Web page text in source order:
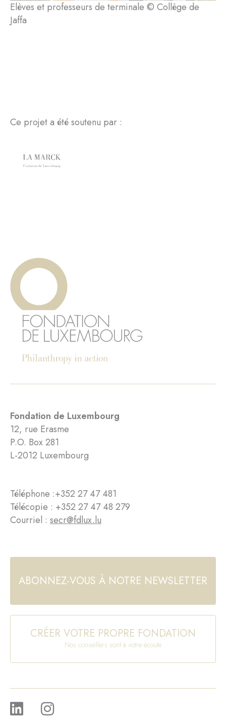
Elèves et professeurs de terminale © Collège de
Jaffa
Ce projet a été soutenu par :
Fondation de Luxembourg
12, rue Erasme
P.O. Box 281
L-2012 Luxembourg
Téléphone :+352 27 47 481
Télécopie : +352 27 47 48 279
Courriel : secr@fdlux.lu
ABONNEZ-VOUS À NOTRE NEWSLETTER
CRÉER VOTRE PROPRE FONDATION
Nos conseillers sont à votre écoute